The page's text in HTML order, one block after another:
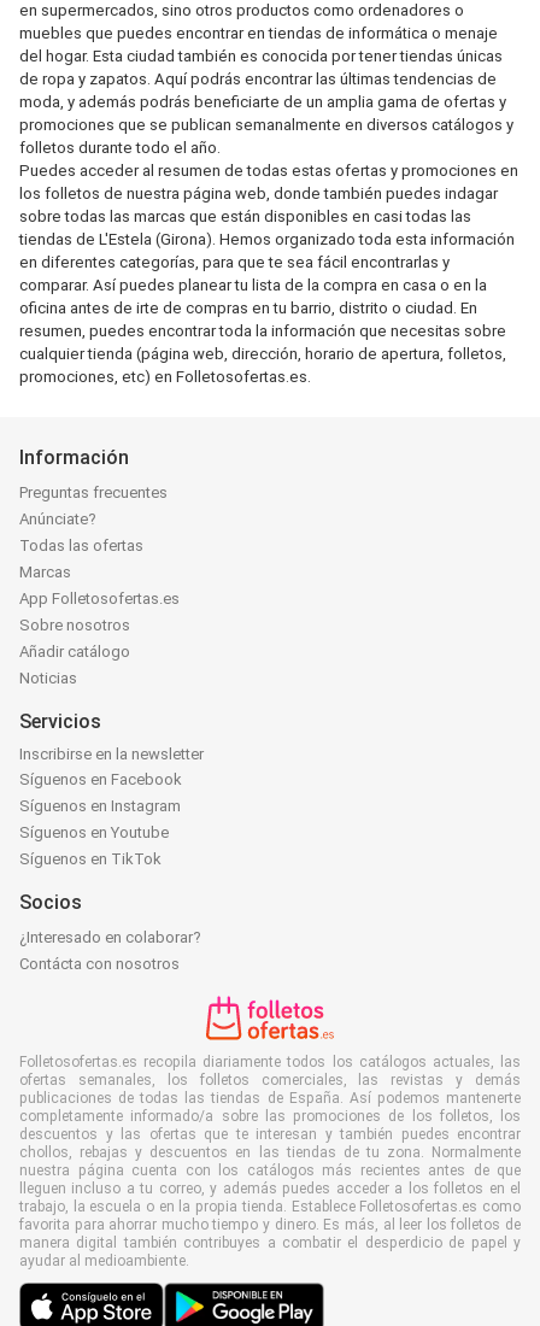
en supermercados, sino otros productos como ordenadores o
muebles que puedes encontrar en tiendas de informática o menaje
del hogar. Esta ciudad también es conocida por tener tiendas únicas
de ropa y zapatos. Aquí podrás encontrar las últimas tendencias de
moda, y además podrás beneficiarte de un amplia gama de ofertas y
promociones que se publican semanalmente en diversos catálogos y
folletos durante todo el año.
Puedes acceder al resumen de todas estas ofertas y promociones en
los folletos de nuestra página web, donde también puedes indagar
sobre todas las marcas que están disponibles en casi todas las
tiendas de L'Estela (Girona). Hemos organizado toda esta información
en diferentes categorías, para que te sea fácil encontrarlas y
comparar. Así puedes planear tu lista de la compra en casa o en la
oficina antes de irte de compras en tu barrio, distrito o ciudad. En
resumen, puedes encontrar toda la información que necesitas sobre
cualquier tienda (página web, dirección, horario de apertura, folletos,
promociones, etc) en Folletosofertas.es.
Información
Preguntas frecuentes
Anúnciate?
Todas las ofertas
Marcas
App Folletosofertas.es
Sobre nosotros
Añadir catálogo
Noticias
Servicios
Inscribirse en la newsletter
Síguenos en Facebook
Síguenos en Instagram
Síguenos en Youtube
Síguenos en TikTok
Socios
¿Interesado en colaborar?
Contácta con nosotros
Folletosofertas.es recopila diariamente todos los catálogos actuales, las
ofertas semanales, los folletos comerciales, las revistas y demás
publicaciones de todas las tiendas de España. Así podemos mantenerte
completamente informado/a sobre las promociones de los folletos, los
descuentos y las ofertas que te interesan y también puedes encontrar
chollos, rebajas y descuentos en las tiendas de tu zona. Normalmente
nuestra página cuenta con los catálogos más recientes antes de que
lleguen incluso a tu correo, y además puedes acceder a los folletos en el
trabajo, la escuela o en la propia tienda. Establece Folletosofertas.es como
favorita para ahorrar mucho tiempo y dinero. Es más, al leer los folletos de
manera digital también contribuyes a combatir el desperdicio de papel y
ayudar al medioambiente.